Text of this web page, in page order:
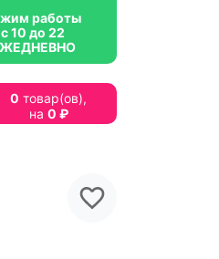
работы
с 10 до 22
0 товар(ов),
на 0 ₽